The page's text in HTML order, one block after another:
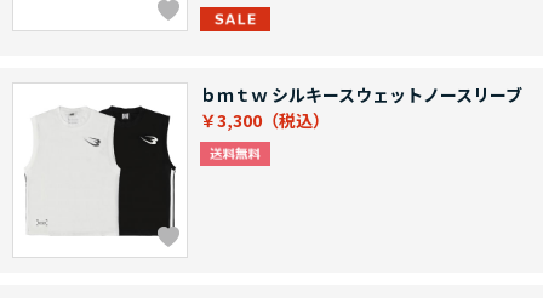
ｂｍｔｗ シルキースウェットノースリーブ
￥3,300